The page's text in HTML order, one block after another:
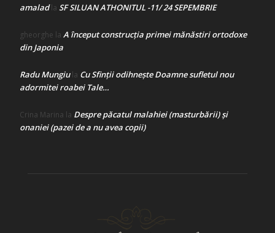
amaladla SF SILUAN ATHONITUL -11/ 24 SEPEMBRIE
gheorghe la A început construcţia primei mănăstiri ortodoxe
din Japonia
Radu Mungiula Cu Sfinții odihnește Doamne sufletul nou
adormitei roabei Tale…
Crina Marina la Despre păcatul malahiei (masturbării) şi
onaniei (pazei de a nu avea copii)